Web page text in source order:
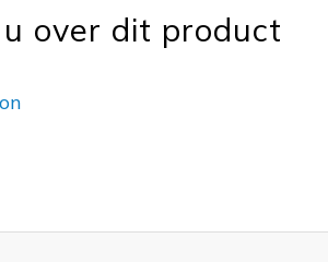
over dit product